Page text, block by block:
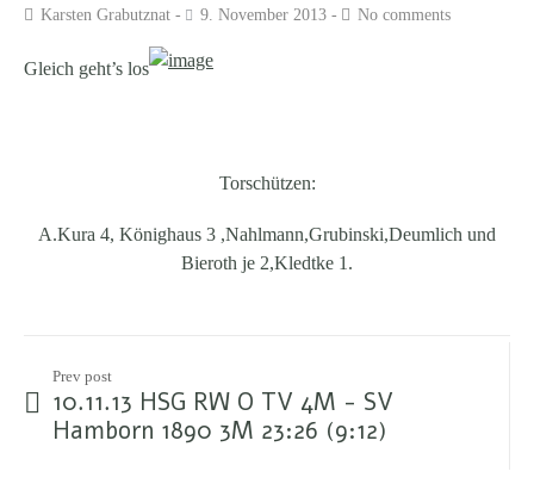
Karsten Grabutznat 9. November 2013 No comments
Gleich geht’s los
Torschützen:
A.Kura 4, Könighaus 3 ,Nahlmann,Grubinski,Deumlich und
Bieroth je 2,Kledtke 1.
Prev post
10.11.13 HSG RW O TV 4M - SV
Hamborn 1890 3M 23:26 (9:12)